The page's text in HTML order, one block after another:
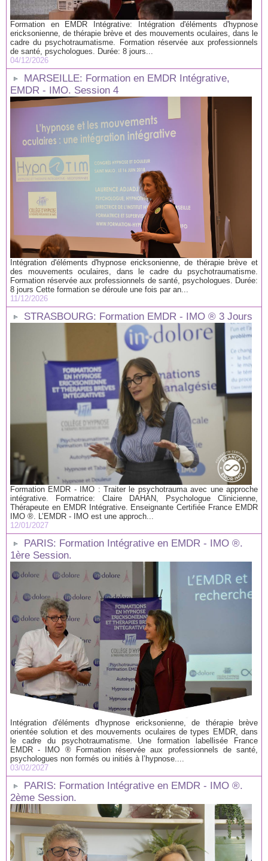
Formation en EMDR Intégrative: Intégration d'éléments d'hypnose
ericksonienne, de thérapie brève et des mouvements oculaires, dans le
cadre du psychotraumatisme. Formation réservée aux professionnels
de santé, psychologues. Durée: 8 jours...
04/12/2026
MARSEILLE: Formation en EMDR Intégrative,
EMDR - IMO. Session 4
Intégration d'éléments d'hypnose ericksonienne, de thérapie brève et
des mouvements oculaires, dans le cadre du psychotraumatisme.
Formation réservée aux professionnels de santé, psychologues. Durée:
8 jours Cette formation se déroule une fois par an...
11/12/2026
STRASBOURG: Formation EMDR - IMO ® 3 Jours
Formation EMDR - IMO : Traiter le psychotrauma avec une approche
intégrative. Formatrice: Claire DAHAN, Psychologue Clinicienne,
Thérapeute en EMDR Intégrative. Enseignante Certifiée France EMDR
IMO ®. L’EMDR - IMO est une approch...
12/01/2027
PARIS: Formation Intégrative en EMDR - IMO ®.
1ère Session.
Intégration d'éléments d'hypnose ericksonienne, de thérapie brève
orientée solution et des mouvements oculaires de types EMDR, dans
le cadre du psychotraumatisme. Une formation labellisée France
EMDR - IMO ® Formation réservée aux professionnels de santé,
psychologues non formés ou initiés à l’hypnose....
03/02/2027
PARIS: Formation Intégrative en EMDR - IMO ®.
2ème Session.